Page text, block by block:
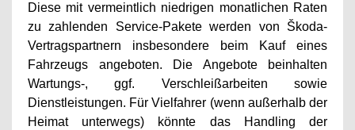
Diese mit vermeintlich niedrigen monatlichen Raten
zu zahlenden Service-Pakete werden von
Škoda-
Vertragspartnern insbesondere beim Kauf eines
Fahrzeugs angeboten. Die Angebote beinhalten
Wartungs-, ggf. Verschleißarbeiten sowie
Dienstleistungen. Für Vielfahrer (wenn außerhalb der
Heimat unterwegs) könnte das Handling der